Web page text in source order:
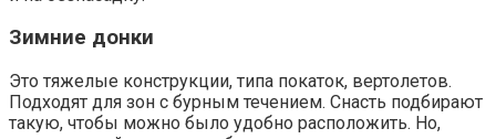
Зимние донки
Это тяжелые конструкции, типа покаток, вертолетов.
Подходят для зон с бурным течением. Снасть подбирают
такую, чтобы можно было удобно расположить. Но,